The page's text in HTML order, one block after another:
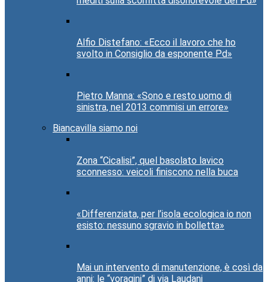
Alfio Distefano: «Ecco il lavoro che ho
svolto in Consiglio da esponente Pd»
Pietro Manna: «Sono e resto uomo di
sinistra, nel 2013 commisi un errore»
Biancavilla siamo noi
Zona “Cicalisi”, quel basolato lavico
sconnesso: veicoli finiscono nella buca
«Differenziata, per l’isola ecologica io non
esisto: nessuno sgravio in bolletta»
Mai un intervento di manutenzione, è così da
anni: le “voragini” di via Laudani